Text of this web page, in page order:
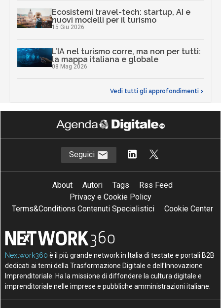
Ecosistemi travel-tech: startup, AI e
nuovi modelli per il turismo
15 Giu 2026
L’IA nel turismo corre, ma non per tutti:
la mappa italiana e globale
08 Mag 2026
Vedi tutti gli approfondimenti >
Seguici
About Autori Tags
Rss Feed
Privacy e Cookie Policy
Terms&Conditions Contenuti Specialistici
Cookie Center
Nextwork360 è il più grande network in Italia di testate e portali B2B
dedicati ai temi della Trasformazione Digitale e dell’Innovazione
Imprenditoriale. Ha la missione di diffondere la cultura digitale e
imprenditoriale nelle imprese e pubbliche amministrazioni italiane.